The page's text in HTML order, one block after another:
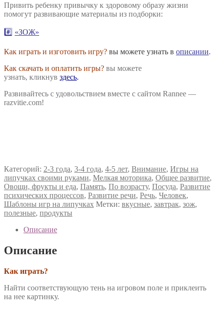
Привить ребенку привычку к здоровому образу жизни
помогут развивающие материалы из подборки:
#️⃣ «ЗОЖ»
Как играть и изготовить игру? вы можете узнать в описании.
Как скачать и оплатить игры? вы можете
узнать, кликнув здесь.
Развивайтесь с удовольствием вместе с сайтом Rannee —
razvitie.com!
Категорий: 2-3 года, 3-4 года, 4-5 лет, Внимание, Игры на
липучках своими руками, Мелкая моторика, Общее развитие,
Овощи, фрукты и еда, Память, По возрасту, Посуда, Развитие
психических процессов, Развитие речи, Речь, Человек,
Шаблоны игр на липучках Метки: вкусные, завтрак, зож,
полезные, продукты
Описание
Описание
Как играть?
Найти соответствующую тень на игровом поле и приклеить
на нее картинку.